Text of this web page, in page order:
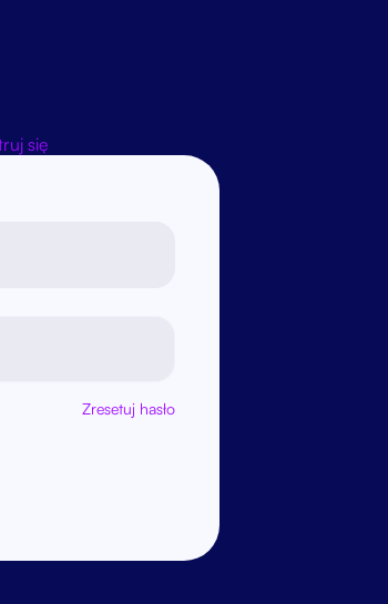
się
Zresetuj hasło